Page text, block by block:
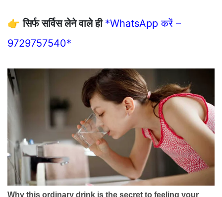
👉सिर्फ सर्विस लेने वाले ही *WhatsApp करें –
9729757540*